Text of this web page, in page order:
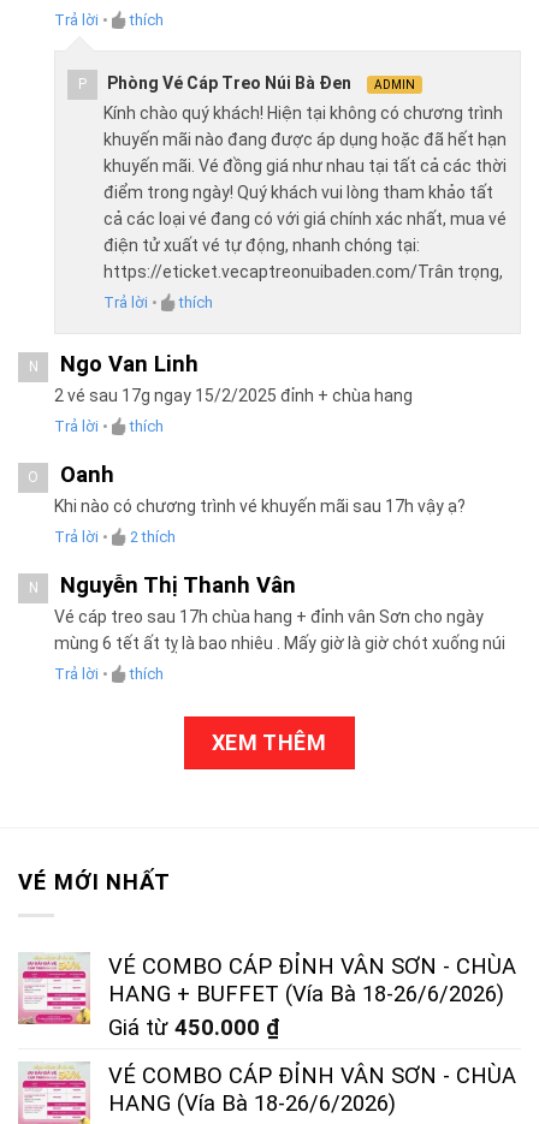
Trả lời • thích
P Phòng Vé Cáp Treo Núi Bà Đen ADMIN
Kính chào quý khách! Hiện tại không có chương trình
khuyến mãi nào đang được áp dụng hoặc đã hết hạn
khuyến mãi. Vé đồng giá như nhau tại tất cả các thời
điểm trong ngày! Quý khách vui lòng tham khảo tất
cả các loại vé đang có với giá chính xác nhất, mua vé
điện tử xuất vé tự động, nhanh chóng tại:
https://eticket.vecaptreonuibaden.com/Trân trọng,
Trả lời • thích
N Ngo Van Linh
2 vé sau 17g ngay 15/2/2025 đỉnh + chùa hang
Trả lời • thích
O Oanh
Khi nào có chương trình vé khuyến mãi sau 17h vậy ạ?
Trả lời • 2 thích
N Nguyễn Thị Thanh Vân
Vé cáp treo sau 17h chùa hang + đỉnh vân Sơn cho ngày
mùng 6 tết ất tỵ là bao nhiêu . Mấy giờ là giờ chót xuống núi
Trả lời • thích
XEM THÊM
VÉ MỚI NHẤT
VÉ COMBO CÁP ĐỈNH VÂN SƠN - CHÙA
HANG + BUFFET (Vía Bà 18-26/6/2026)
Giá từ 450.000 ₫
VÉ COMBO CÁP ĐỈNH VÂN SƠN - CHÙA
HANG (Vía Bà 18-26/6/2026)